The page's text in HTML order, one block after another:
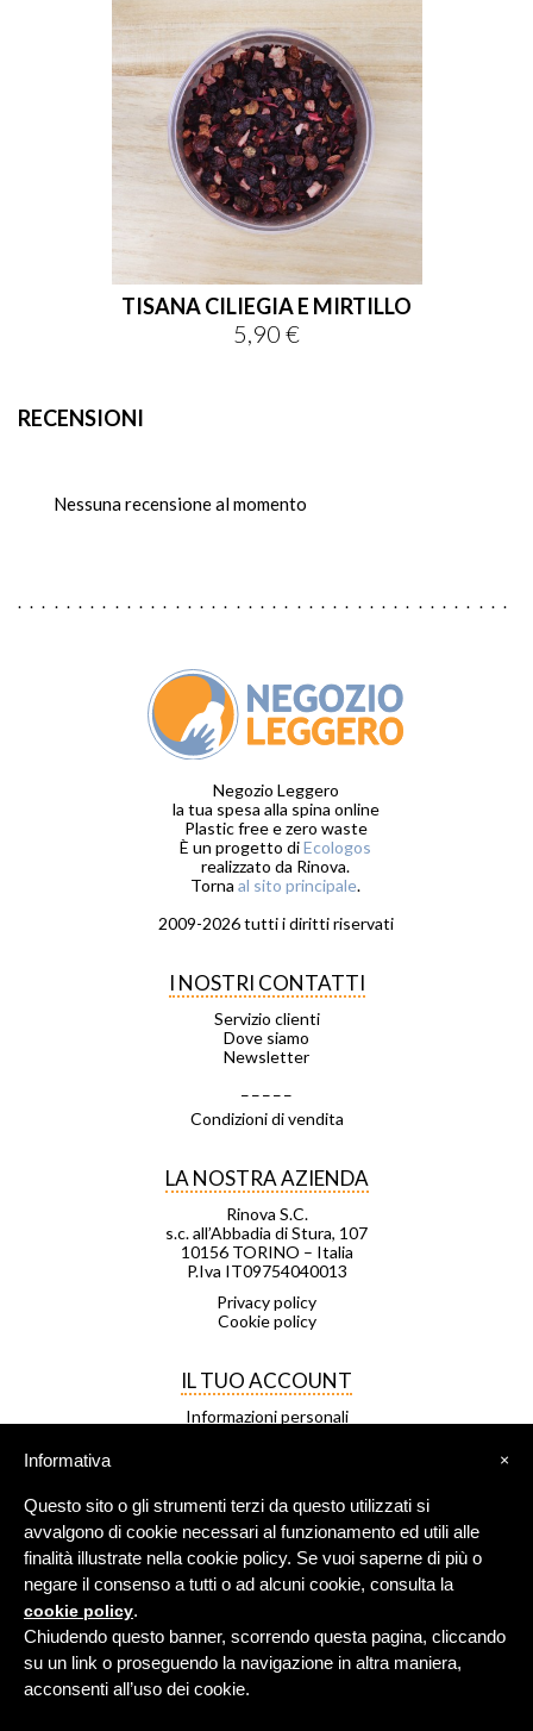
TISANA CILIEGIA E MIRTILLO
Prezzo
5,90 €
RECENSIONI
Nessuna recensione al momento
Negozio Leggero
la tua spesa alla spina online
Plastic free e zero waste
È un progetto diEcologos
realizzato da Rinova.
Torna al sito principale.
2009-2026 tutti i diritti riservati
I NOSTRI CONTATTI
Servizio clienti
Dove siamo
Newsletter
Condizioni di vendita
LA NOSTRA AZIENDA
Rinova S.C.
s.c. all’Abbadia di Stura, 107
10156 TORINO – Italia
P.Iva IT09754040013
Privacy policy
Cookie policy
IL TUO ACCOUNT
Informazioni personali
Le mie liste di desideri
I miei avvisi
FRANCHISING
Negozio Leggero è una rete di
negozi in franchising.
Per maggiori infoclicca qui.
×
Informativa
Questo sito o gli strumenti terzi da questo utilizzati si
avvalgono di cookie necessari al funzionamento ed utili alle
finalità illustrate nella cookie policy. Se vuoi saperne di più o
negare il consenso a tutti o ad alcuni cookie, consulta la
cookie policy.
Chiudendo questo banner, scorrendo questa pagina, cliccando
su un link o proseguendo la navigazione in altra maniera,
acconsenti all’uso dei cookie.